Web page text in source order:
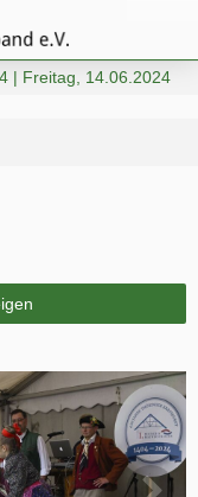
| Freitag, 14.06.2024